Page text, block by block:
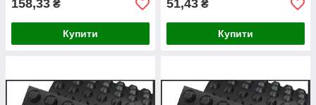
158,33 ₴
Купити
51,43 ₴
Купити